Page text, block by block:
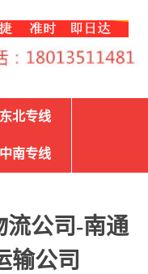
东北专线
中南专线
流公司-南通
输公司